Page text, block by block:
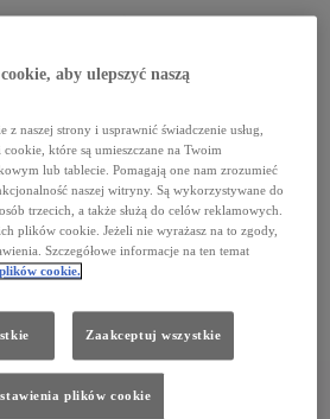
64 900 zł i oferuje takie udogodnienia, jak system
ekranem dotykowym (9"), kamerę cofania ze statycznymi
kabiny pasażerskiej, a także integrację z aplikacją MyToyota,
awaryjne oraz odblokowywać i blokować zamek centralny.
systemów bezpieczeństwa T-Mate, w tym układ
światła drogowe (AHB) oraz automatyczny
aby ulepszyć naszą
z naszej strony i usprawnić świadczenie usług,
które są umieszczane na Twoim
lub tablecie. Pomagają one nam zrozumieć
naszej witryny. Są wykorzystywane do
trzecich, a także służą do celów reklamowych.
plików cookie. Jeżeli nie wyrażasz na to zgody,
Szczegółowe informacje na ten temat
cookie.
Zaakceptuj wszystkie
plików cookie